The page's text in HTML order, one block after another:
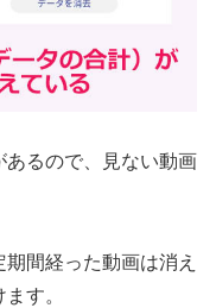
るので、見ない動画
間経った動画は消え
す。